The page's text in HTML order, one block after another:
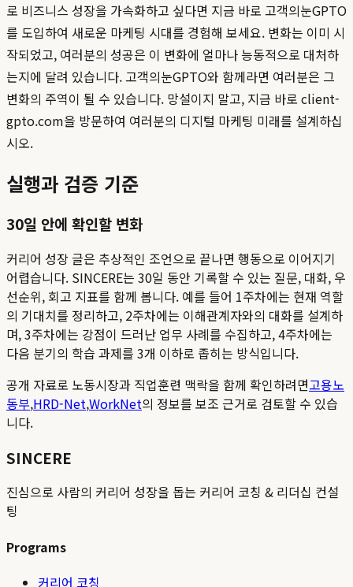
로 비즈니스 성장을 가속화하고 싶다면 지금 바로 고객의눈GPTO
를 도입하여 새로운 마케팅 시대를 경험해 보세요. 변화는 이미 시
작되었고, 여러분의 성공은 이 변화에 얼마나 능동적으로 대처하
는지에 달려 있습니다. 고객의눈GPTO와 함께라면 여러분은 그
변화의 주역이 될 수 있습니다. 망설이지 말고, 지금 바로 client-
gpto.com을 방문하여 여러분의 디지털 마케팅 미래를 설계하십
시오.
실행과 검증 기준
30일 안에 확인할 변화
커리어 성장 글은 추상적인 조언으로 끝나면 행동으로 이어지기
어렵습니다. SINCERE는 30일 동안 기록할 수 있는 질문, 대화, 우
선순위, 회고 지표를 함께 봅니다. 예를 들어 1주차에는 현재 역할
의 기대치를 정리하고, 2주차에는 이해관계자와의 대화를 설계하
며, 3주차에는 강점이 드러난 업무 사례를 수집하고, 4주차에는
다음 분기의 학습 과제를 3개 이하로 좁히는 방식입니다.
공개 자료로 노동시장과 직업훈련 맥락을 함께 확인하려면고용노
동부,HRD-Net,WorkNet의 정보를 보조 근거로 검토할 수 있습
니다.
SINCERE
진심으로 사람의 커리어 성장을 돕는 커리어 코칭 & 리더십 컨설
팅
Programs
커리어 코칭